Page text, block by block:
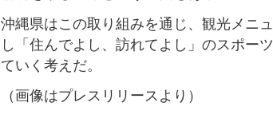
沖縄県はこの取り組みを通じ、観光メニ
し「住んでよし、訪れてよし」のスポー
ていく考えだ。
（画像はプレスリリースより）